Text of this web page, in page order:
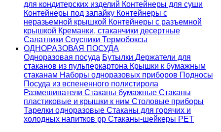
для кондитерских изделий Контейнеры для суши
Контейнеры под запайку Контейнеры с
неразьемной крышкой Контейнеры с разъемной
крышкой Креманки, стаканчики десертные
Салатники Соусники Термобоксы
ОДНОРАЗОВАЯ ПОСУДА
Одноразовая посуда Бутылки Держатели для
стаканов из пульперкартона Крышки к бумажным
стаканам Наборы одноразовых приборов Подносы
Посуда из вспененного полистирола
Размешиватели Стаканы бумажные Стаканы
пластиковые и крышки к ним Столовые приборы
Тарелки одноразовые Стаканы для горячих и
холодных напитков pp Стаканы-шейкеры PET